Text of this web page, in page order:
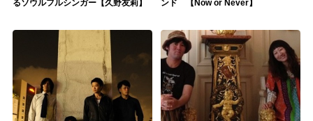
るソウルフルシンガー【久野友莉】
ンド 【Now or Never】